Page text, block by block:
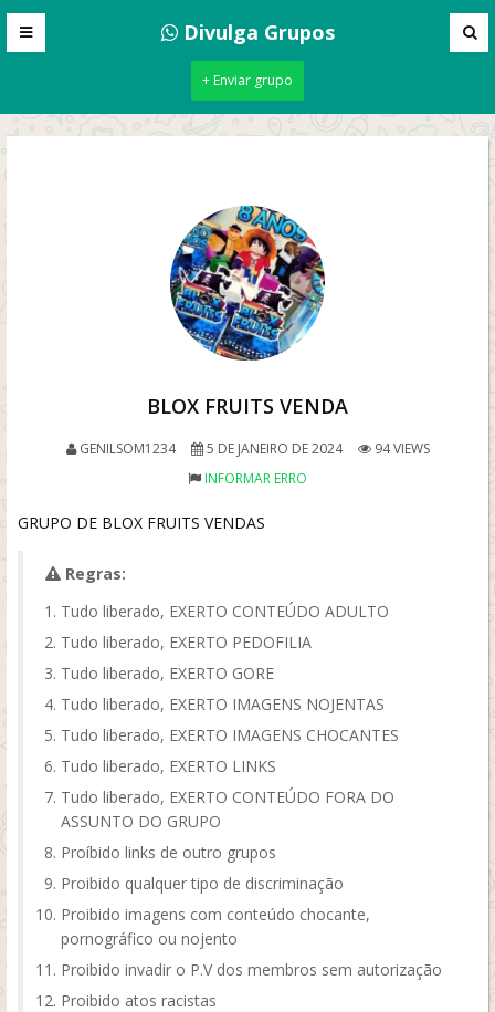
Divulga Grupos
+ Enviar grupo
BLOX FRUITS VENDA
GENILSOM1234 5 DE JANEIRO DE 2024
94 VIEWS
INFORMAR ERRO
GRUPO DE BLOX FRUITS VENDAS
Regras:
Tudo liberado, EXERTO CONTEÚDO ADULTO
Tudo liberado, EXERTO PEDOFILIA
Tudo liberado, EXERTO GORE
Tudo liberado, EXERTO IMAGENS NOJENTAS
Tudo liberado, EXERTO IMAGENS CHOCANTES
Tudo liberado, EXERTO LINKS
Tudo liberado, EXERTO CONTEÚDO FORA DO
ASSUNTO DO GRUPO
Proíbido links de outro grupos
Proibido qualquer tipo de discriminação
Proibido imagens com conteúdo chocante,
pornográfico ou nojento
Proibido invadir o P.V dos membros sem autorização
Proibido atos racistas